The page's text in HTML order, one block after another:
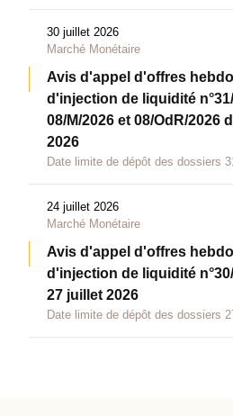
30 juillet 2026
Marché Monétaire
Avis d'appel d'offres
d'injection de liquidité
08/M/2026 et 08/OdR/2026
2026
Date limite de dépôt des dossiers
24 juillet 2026
Marché Monétaire
Avis d'appel d'offres
d'injection de liquidité
27 juillet 2026
Date limite de dépôt des dossiers